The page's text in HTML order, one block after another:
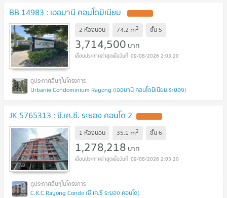
BB 14983 : เออบานี คอนโดมิเนียม
2 ห้องนอน 74.2 m2 ชั้น 5
3,714,500 บาท
09/08/2026 2:03:20
Urbanie Condominium Rayong (เออบานี คอนโดมิเนียม ระยอง)
JK 5765313 : ซี.เค.ซี. ระยอง คอนโด 2
1 ห้องนอน 35.1 m2 ชั้น6
1,278,218 บาท
09/08/2026 2:03:20
C.K.C Rayong Condo (ซี.เค.ซี ระยอง คอนโด)